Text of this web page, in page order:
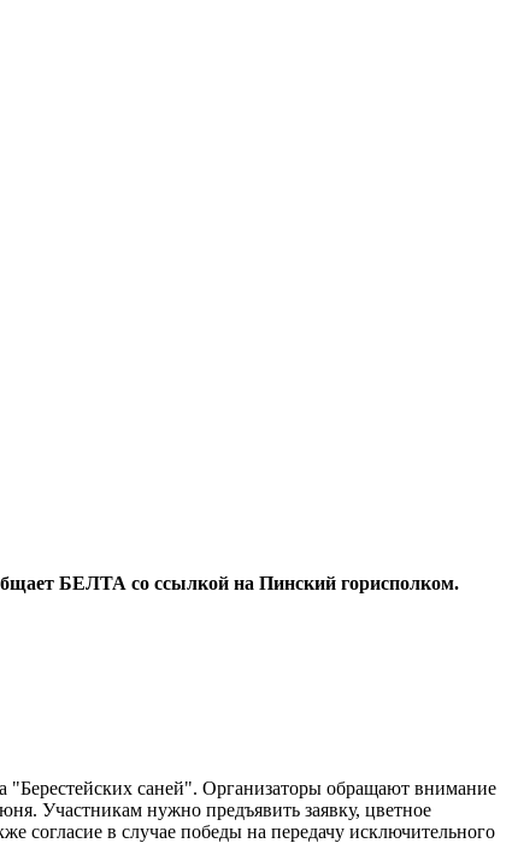
БЕЛТА со ссылкой на Пинский горисполком.
саней". Организаторы обращают внимание
Участникам нужно предъявить заявку, цветное
согласие в случае победы на передачу исключительного